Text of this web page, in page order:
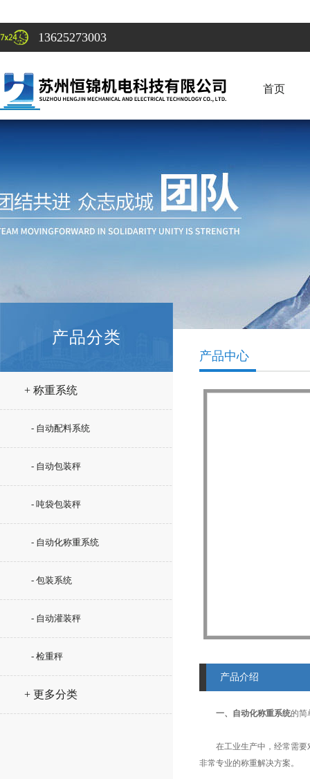
13625273003
首页
产品分类
+ 称重系统
- 自动配料系统
- 自动包装秤
- 吨袋包装秤
- 自动化称重系统
- 包装系统
- 自动灌装秤
- 检重秤
+ 更多分类
产品中心
产品介绍
一、自动化称重系统的简
在工业生产中，经常需要对
非常专业的称重解决方案。